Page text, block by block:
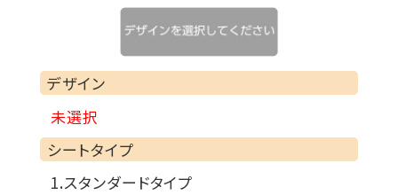
デザイン
未選択
シートタイプ
1.スタンダードタイプ